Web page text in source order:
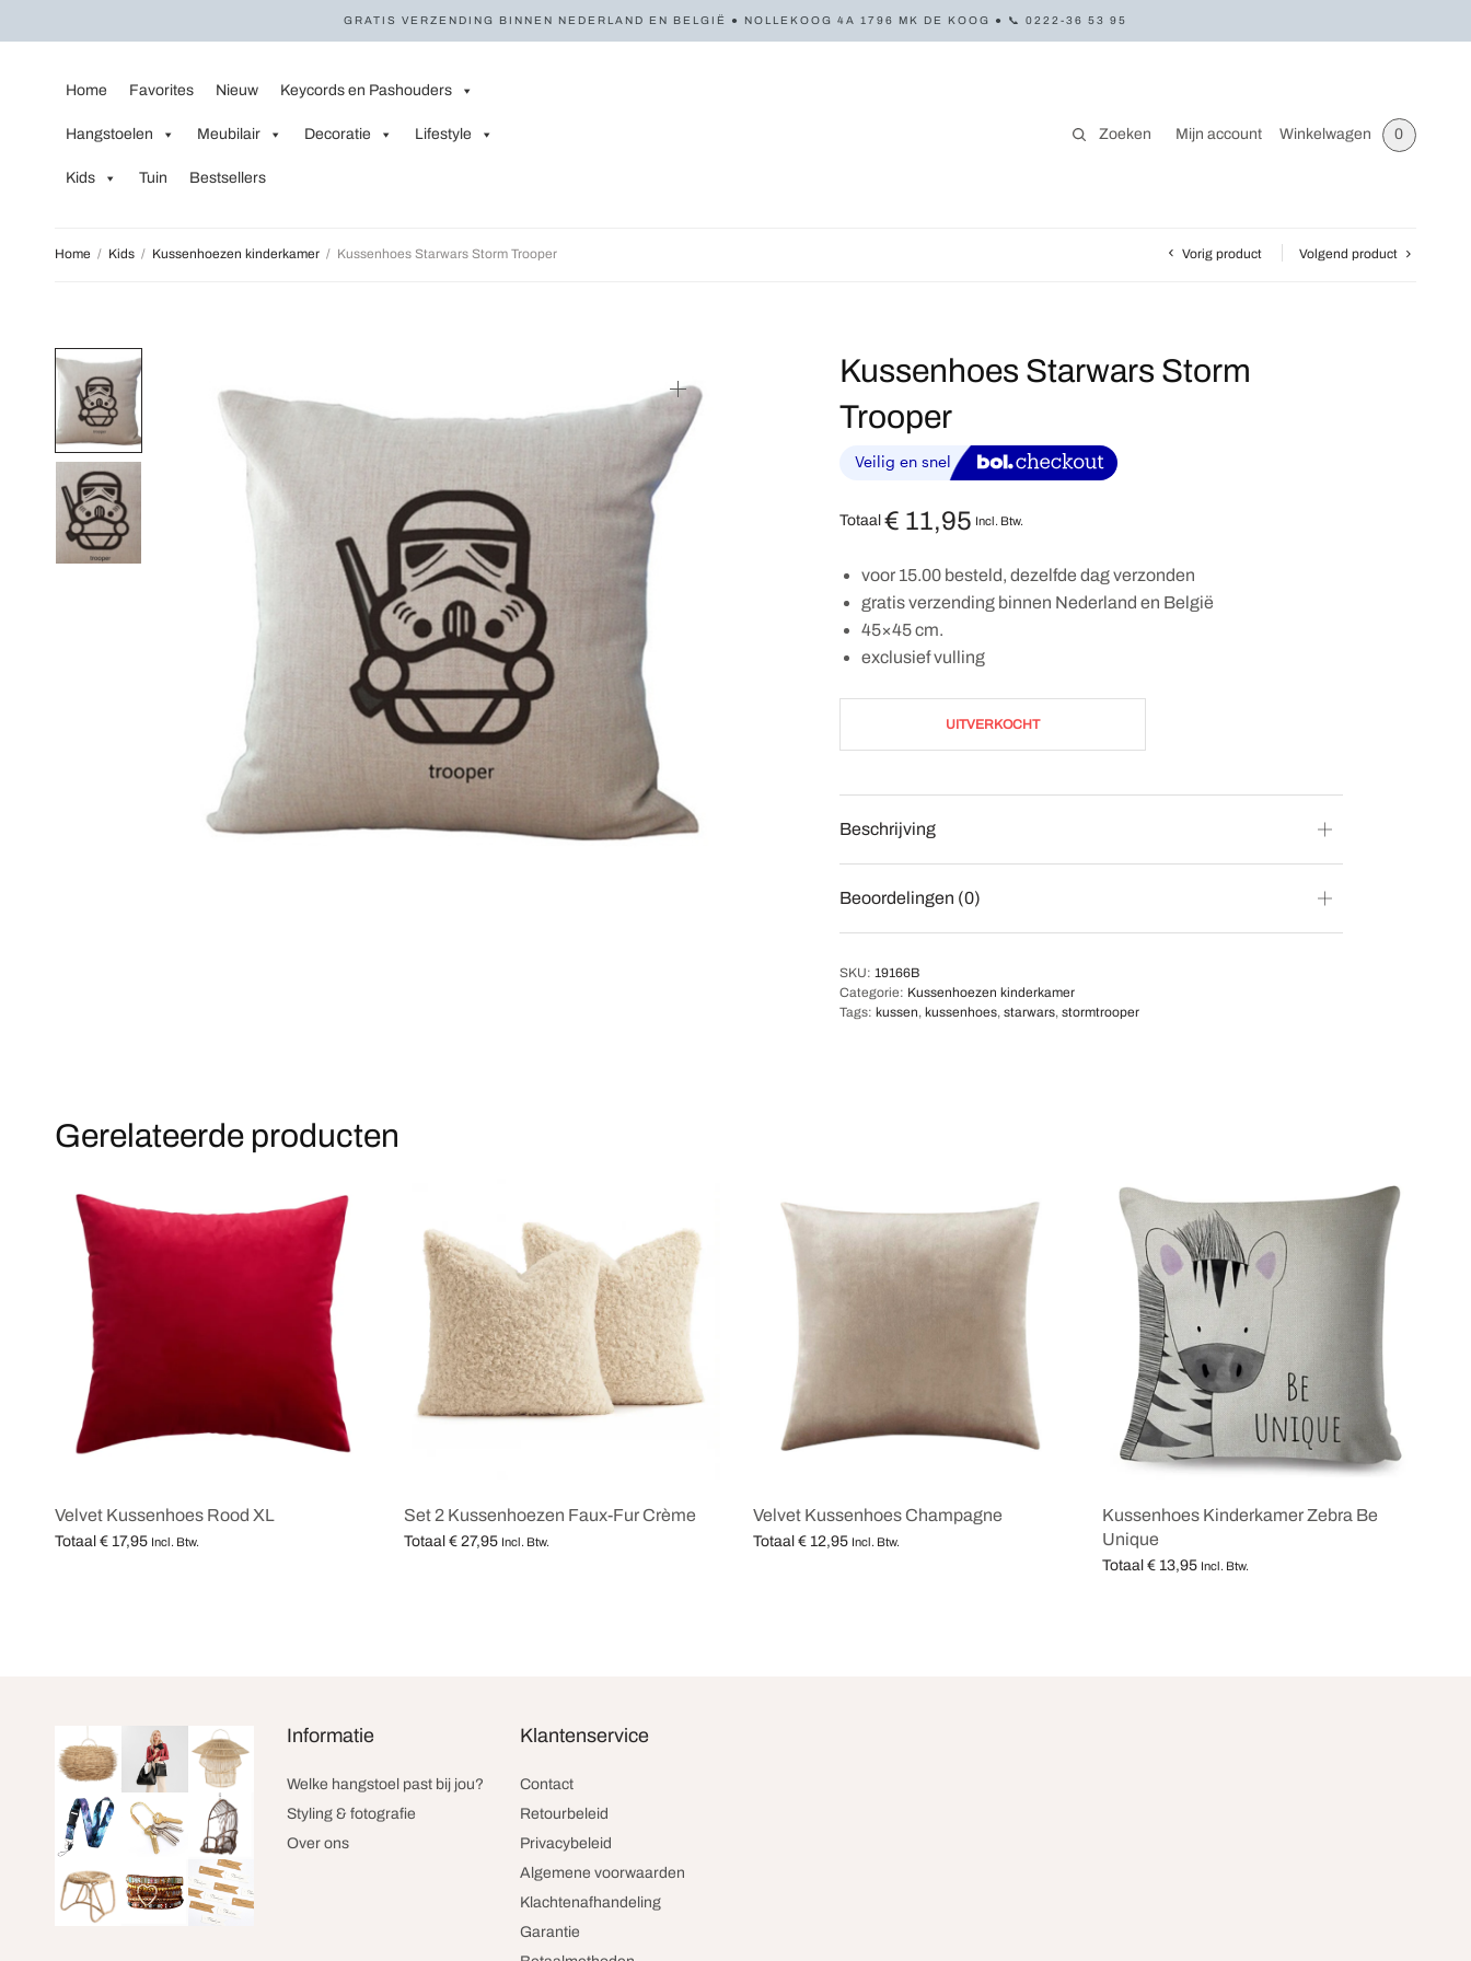
GRATIS VERZENDING BINNEN NEDERLAND EN BELGIË ● NOLLEKOOG 4A 1796 MK DE KOOG ● 📞 0222-36 53 95
Home Favorites Nieuw Keycords en Pashouders
Hangstoelen Meubilair Decoratie Lifestyle
Kids Tuin Bestsellers
Zoeken Mijn account Winkelwagen 0
Home / Kids / Kussenhoezen kinderkamer / Kussenhoes Starwars Storm Trooper Vorig product Volgend product
Kussenhoes Starwars Storm
Trooper
Totaal € 11,95 Incl. Btw.
voor 15.00 besteld, dezelfde dag verzonden
gratis verzending binnen Nederland en België
45×45 cm.
exclusief vulling
UITVERKOCHT
Beschrijving
Beoordelingen (0)
SKU: 19166B
Categorie: Kussenhoezen kinderkamer
Tags: kussen, kussenhoes, starwars, stormtrooper
Gerelateerde producten
Velvet Kussenhoes Rood XL
Totaal € 17,95 Incl. Btw.
Set 2 Kussenhoezen Faux-Fur Crème
Totaal € 27,95 Incl. Btw.
Velvet Kussenhoes Champagne
Totaal € 12,95 Incl. Btw.
Kussenhoes Kinderkamer Zebra Be
Unique
Totaal € 13,95 Incl. Btw.
Informatie
Welke hangstoel past bij jou?
Styling & fotografie
Over ons
Klantenservice
Contact
Retourbeleid
Privacybeleid
Algemene voorwaarden
Klachtenafhandeling
Garantie